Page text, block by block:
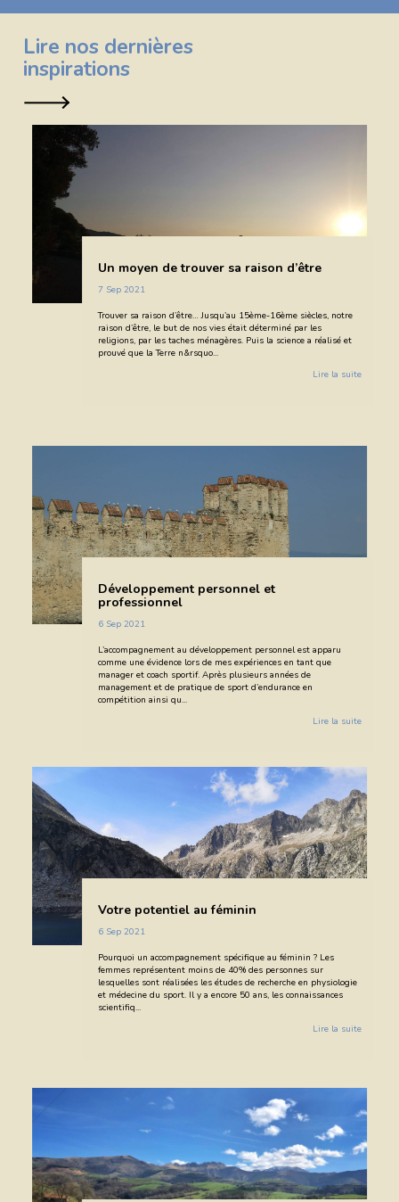
Lire nos dernières
inspirations
Un moyen de trouver sa raison d’être
7 Sep 2021
Trouver sa raison d’être… Jusqu’au 15ème-16ème siècles, notre
raison d’être, le but de nos vies était déterminé par les
religions, par les taches ménagères. Puis la science a réalisé et
prouvé que la Terre n&rsquo...
Lire la suite
Développement personnel et
professionnel
6 Sep 2021
L’accompagnement au développement personnel est apparu
comme une évidence lors de mes expériences en tant que
manager et coach sportif. Après plusieurs années de
management et de pratique de sport d’endurance en
compétition ainsi qu...
Lire la suite
Votre potentiel au féminin
6 Sep 2021
Pourquoi un accompagnement spécifique au féminin ? Les
femmes représentent moins de 40% des personnes sur
lesquelles sont réalisées les études de recherche en physiologie
et médecine du sport. Il y a encore 50 ans, les connaissances
scientifiq...
Lire la suite